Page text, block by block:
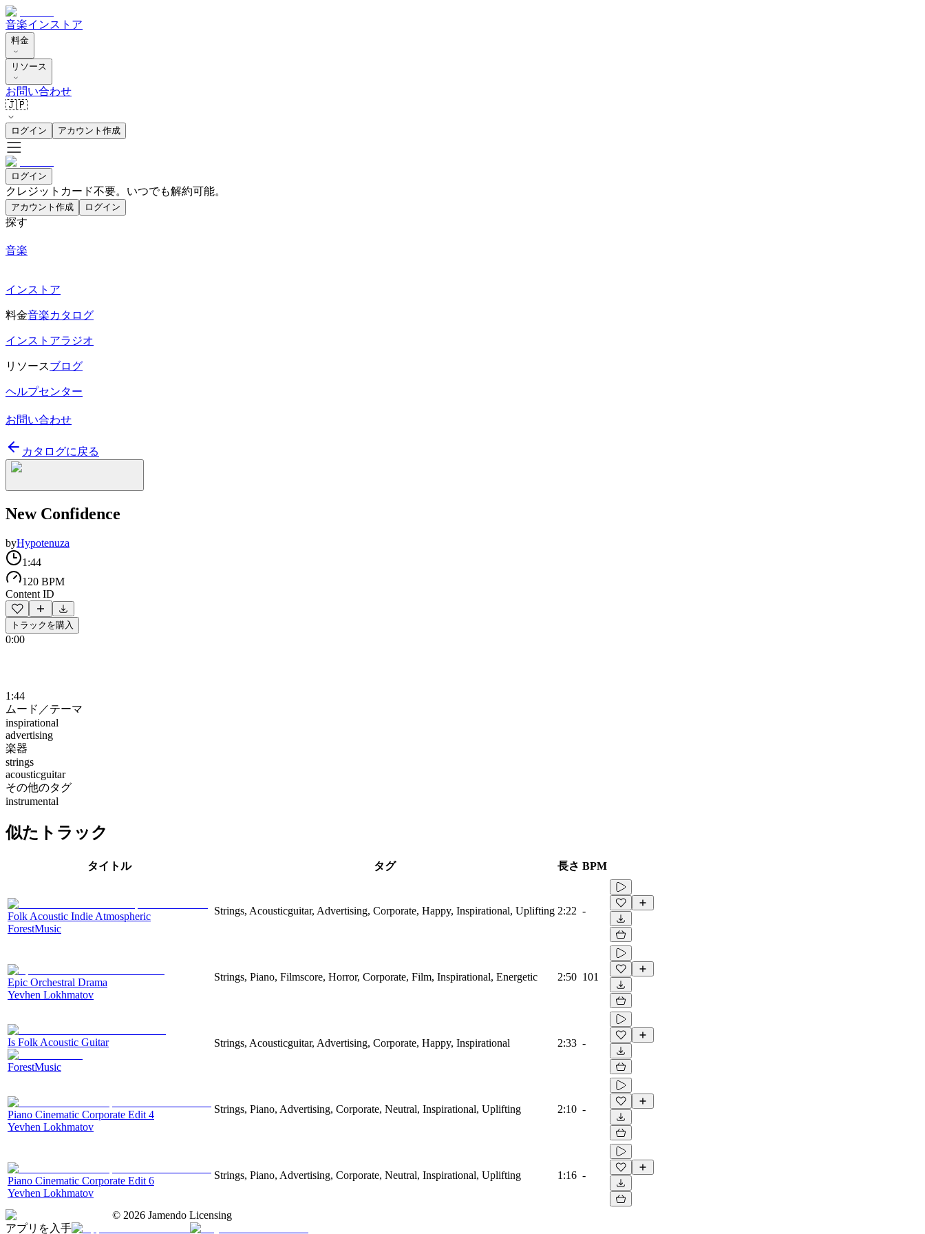
音楽インストア
料金
リソース
お問い合わせ
🇯🇵
ログイン アカウント作成
ログイン
クレジットカード不要。いつでも解約可能。
アカウント作成 ログイン
探す
音楽
インストア
料金音楽カタログ
インストアラジオ
リソースブログ
ヘルプセンター
お問い合わせ
カタログに戻る
New Confidence
byHypotenuza
1:44
120 BPM
Content ID
トラックを購入
0:00
1:44
ムード／テーマ
inspirational
advertising
楽器
strings
acousticguitar
その他のタグ
instrumental
似たトラック
タイトル タグ 長さ BPM
Folk Acoustic Indie Atmospheric
ForestMusic
Strings, Acousticguitar, Advertising, Corporate, Happy, Inspirational, Uplifting 2:22 -
Epic Orchestral Drama
Yevhen Lokhmatov
Strings, Piano, Filmscore, Horror, Corporate, Film, Inspirational, Energetic 2:50 101
Is Folk Acoustic Guitar
ForestMusic
Strings, Acousticguitar, Advertising, Corporate, Happy, Inspirational 2:33 -
Piano Cinematic Corporate Edit 4
Yevhen Lokhmatov
Strings, Piano, Advertising, Corporate, Neutral, Inspirational, Uplifting 2:10 -
Piano Cinematic Corporate Edit 6
Yevhen Lokhmatov
Strings, Piano, Advertising, Corporate, Neutral, Inspirational, Uplifting 1:16 -
© 2026 Jamendo Licensing
アプリを入手